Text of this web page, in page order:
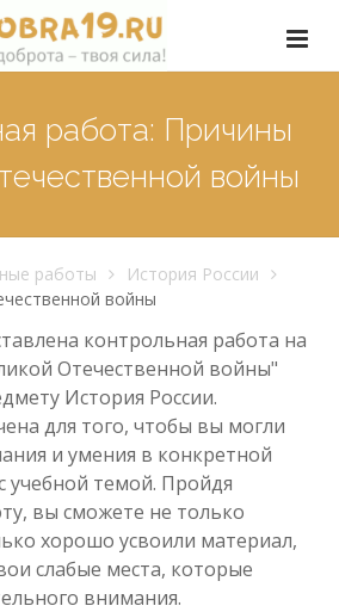
работа: Причины
войны
работы
История России
войны
контрольная работа на
Отечественной войны"
История России.
для того, чтобы вы могли
и умения в конкретной
учебной темой. Пройдя
вы сможете не только
хорошо усвоили материал,
слабые места, которые
внимания.